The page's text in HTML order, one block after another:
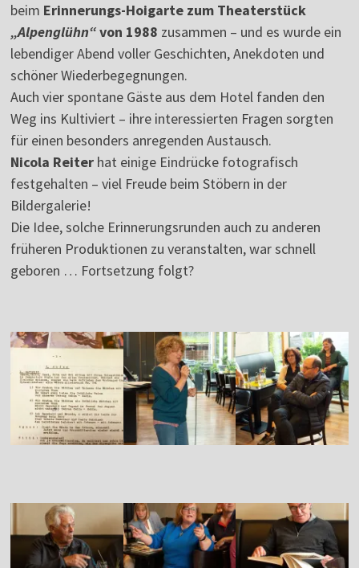
beim Erinnerungs-Hoigarte zum Theaterstück
„Alpenglühn“von 1988 zusammen – und es wurde ein
lebendiger Abend voller Geschichten, Anekdoten und
schöner Wiederbegegnungen.
Auch vier spontane Gäste aus dem Hotel fanden den
Weg ins Kultiviert – ihre interessierten Fragen sorgten
für einen besonders anregenden Austausch.
Nicola Reiterhat einige Eindrücke fotografisch
festgehalten – viel Freude beim Stöbern in der
Bildergalerie!
Die Idee, solche Erinnerungsrunden auch zu anderen
früheren Produktionen zu veranstalten, war schnell
geboren … Fortsetzung folgt?